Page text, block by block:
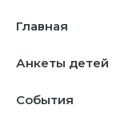
Главная
Анкеты детей
События